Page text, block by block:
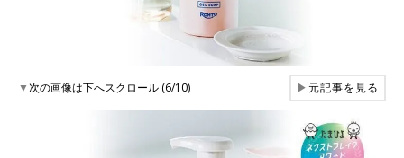
▼次の画像は下へスクロール (6/10) ▶元記事を見る